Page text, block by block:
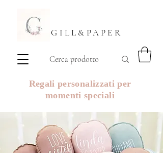
GILL&PAPER
Regali personalizzati per
momenti speciali